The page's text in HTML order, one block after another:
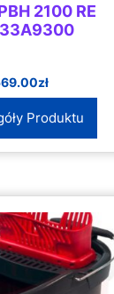
2100 RE
zł
Produktu